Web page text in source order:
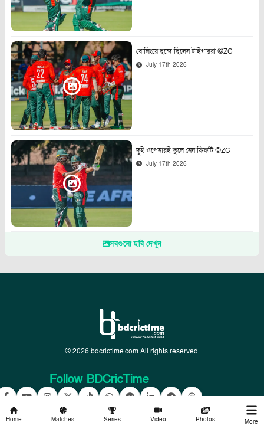
বোলিংয়ে ছন্দে ছিলেন টাইগাররা ©ZC
July 17th 2026
দুই ওপেনারই তুলে নেন ফিফটি ©ZC
July 17th 2026
সবগুলো ছবি দেখুন
© 2026 bdcrictime.com All rights reserved.
Follow BDCricTime
Home Matches Series Video Photos More